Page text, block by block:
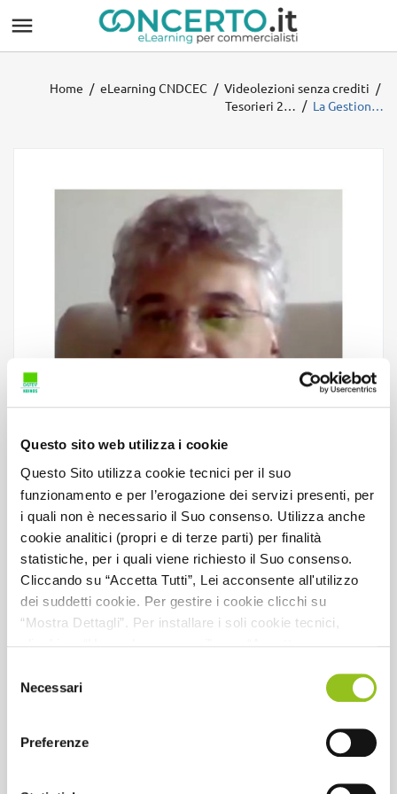
Questo sito web utilizza i cookie
Questo Sito utilizza cookie tecnici per il suo
funzionamento e per l’erogazione dei servizi presenti, per
i quali non è necessario il Suo consenso. Utilizza anche
cookie analitici (propri e di terze parti) per finalità
statistiche, per i quali viene richiesto il Suo consenso.
Cliccando su “Accetta Tutti”, Lei acconsente all'utilizzo
dei suddetti cookie. Per gestire i cookie clicchi su
“Mostra Dettagli”. Per installare i soli cookie tecnici,
statistica (analitici). Per richiamare il banner, anche in
sull'icona posizionata in basso a sinistra di ciascuna
pagina del Sito. Per maggiori informazioni consulta la
delNecessari
Preferenze

Home eLearning CNDCEC
Videolezioni senza crediti
Tesorieri 2024
La Gestione del Personale - Modulo 5
La Gestione del Personale - Modulo 5
Relatore:A. Sacchi
Data pubblicazione: